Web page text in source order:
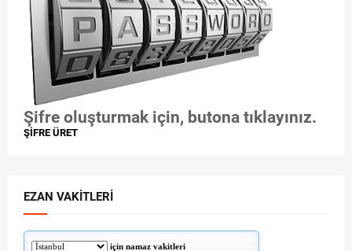
Şifre oluşturmak için, butona tıklayınız.
ŞİFRE ÜRET
EZAN VAKITLERI